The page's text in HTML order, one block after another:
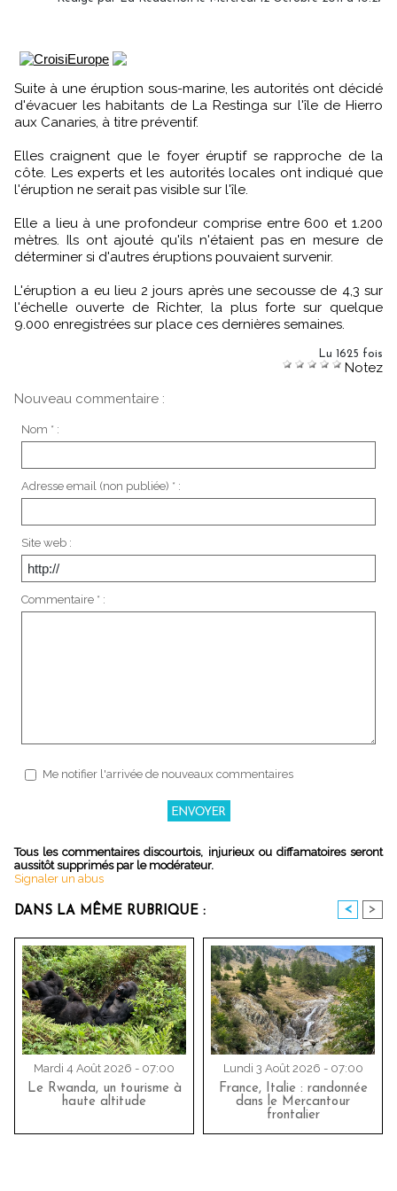
Suite à une éruption sous-marine, les autorités ont décidé
d'évacuer les habitants de La Restinga sur l'île de Hierro
aux Canaries, à titre préventif.
Elles craignent que le foyer éruptif se rapproche de la
côte. Les experts et les autorités locales ont indiqué que
l'éruption ne serait pas visible sur l'île.
Elle a lieu à une profondeur comprise entre 600 et 1.200
mètres. Ils ont ajouté qu'ils n'étaient pas en mesure de
déterminer si d'autres éruptions pouvaient survenir.
L'éruption a eu lieu 2 jours après une secousse de 4,3 sur
l'échelle ouverte de Richter, la plus forte sur quelque
9.000 enregistrées sur place ces dernières semaines.
Lu 1625 fois
Notez
Nouveau commentaire :
Nom * :
Adresse email (non publiée) * :
Site web :
Commentaire * :
Me notifier l'arrivée de nouveaux commentaires
Tous les commentaires discourtois, injurieux ou diffamatoires seront
aussitôt supprimés par le modérateur.
Signaler un abus
DANS LA MÊME RUBRIQUE : < >
Mardi 4 Août 2026 - 07:00
Le Rwanda, un tourisme à
haute altitude
Lundi 3 Août 2026 - 07:00
France, Italie : randonnée
dans le Mercantour
frontalier